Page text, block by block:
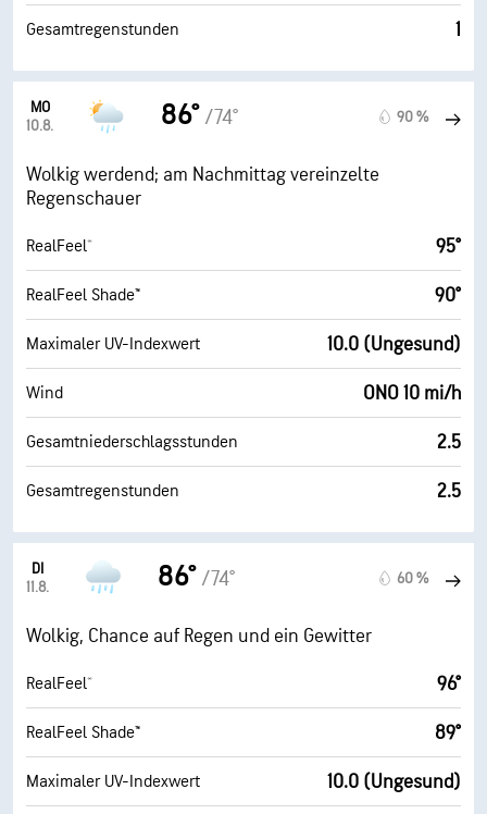
Gesamtregenstunden 1
MO
10.8.
86° /74° 90 %
Wolkig werdend; am Nachmittag vereinzelte
Regenschauer
RealFeel® 95°
RealFeel Shade™ 90°
Maximaler UV-Indexwert 10.0 (Ungesund)
Wind ONO 10 mi/h
Gesamtniederschlagsstunden 2.5
Gesamtregenstunden 2.5
DI
11.8.
86° /74° 60 %
Wolkig, Chance auf Regen und ein Gewitter
RealFeel® 96°
RealFeel Shade™ 89°
Maximaler UV-Indexwert 10.0 (Ungesund)